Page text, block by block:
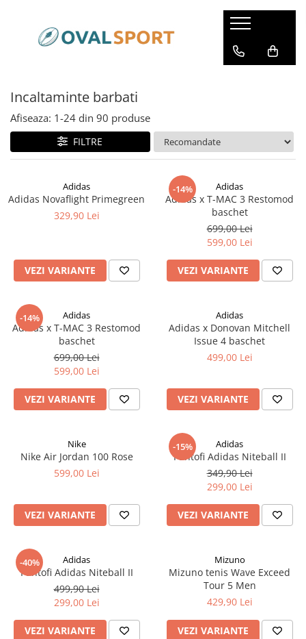
Femei
Incaltaminte
Barbati
Incaltaminte
Incaltaminte barbati
Afiseaza: 1-24 din 90 produse
FILTRE
Adidas
Adidas Novaflight Primegreen
329,90 Lei
VEZI VARIANTE
-14% Adidas
Adidas x T-MAC 3 Restomod
baschet
699,00 Lei
599,00 Lei
VEZI VARIANTE
-14% Adidas
Adidas x T-MAC 3 Restomod
baschet
699,00 Lei
599,00 Lei
VEZI VARIANTE
Adidas
Adidas x Donovan Mitchell
Issue 4 baschet
499,00 Lei
VEZI VARIANTE
Nike
Nike Air Jordan 100 Rose
599,00 Lei
VEZI VARIANTE
-15% Adidas
Pantofi Adidas Niteball II
349,90 Lei
299,00 Lei
VEZI VARIANTE
-40% Adidas
Pantofi Adidas Niteball II
499,90 Lei
299,00 Lei
VEZI VARIANTE
Mizuno
Mizuno tenis Wave Exceed
Tour 5 Men
429,90 Lei
VEZI VARIANTE